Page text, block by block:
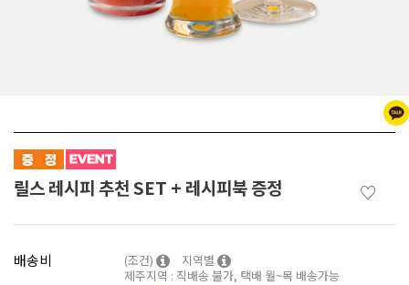
릴스 레시피 추천 SET + 레시피북 증정 ♡
배송비 (조건)
지역별
제주지역 : 직배송 불가, 택배 월~목 배송가능